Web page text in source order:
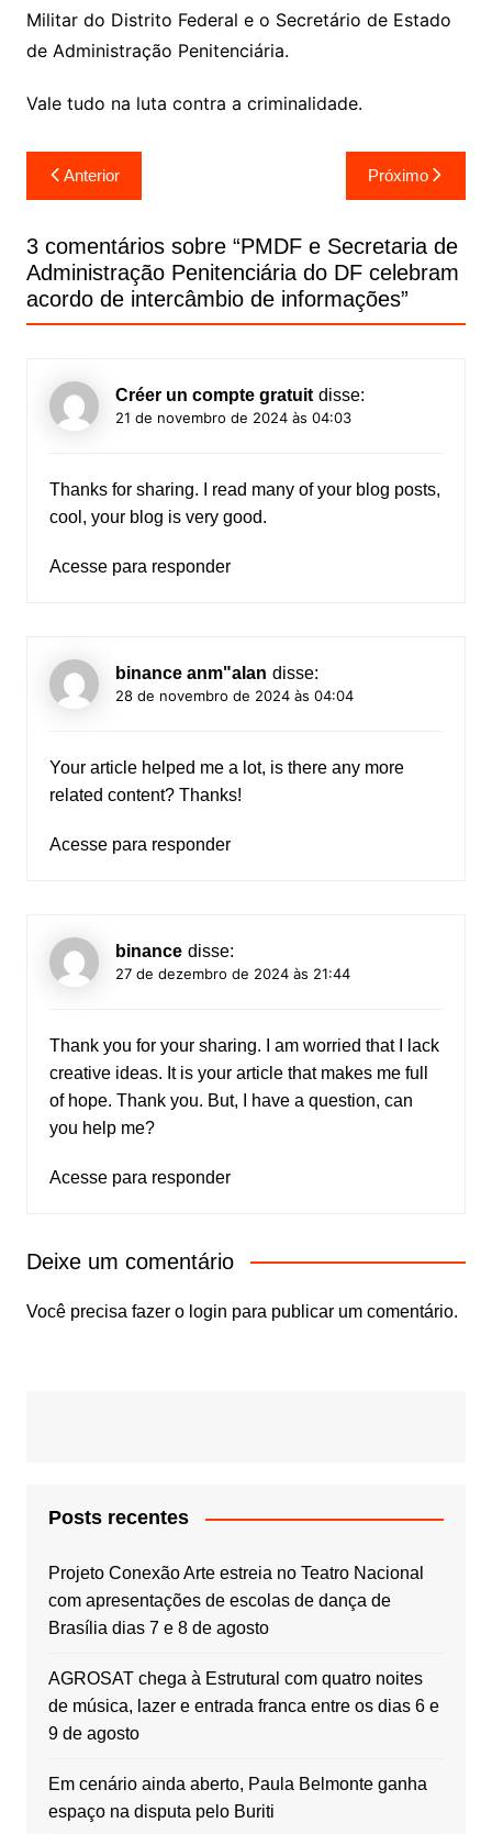
Militar do Distrito Federal e o Secretário de Estado
de Administração Penitenciária.
Vale tudo na luta contra a criminalidade.
Navegação
de
Post
Anterior Próximo
3 comentários sobre “PMDF e Secretaria de
Administração Penitenciária do DF celebram
acordo de intercâmbio de informações”
Créer un compte gratuit disse:
21 de novembro de 2024 às 04:03
Thanks for sharing. I read many of your blog posts,
cool, your blog is very good.
Acesse para responder
binance anm"alan disse:
28 de novembro de 2024 às 04:04
Your article helped me a lot, is there any more
related content? Thanks!
Acesse para responder
binance disse:
27 de dezembro de 2024 às 21:44
Thank you for your sharing. I am worried that I lack
creative ideas. It is your article that makes me full
of hope. Thank you. But, I have a question, can
you help me?
Acesse para responder
Deixe um comentário
Você precisa fazer o login para publicar um comentário.
Posts recentes
Projeto Conexão Arte estreia no Teatro Nacional
com apresentações de escolas de dança de
Brasília dias 7 e 8 de agosto
AGROSAT chega à Estrutural com quatro noites
de música, lazer e entrada franca entre os dias 6 e
9 de agosto
Em cenário ainda aberto, Paula Belmonte ganha
espaço na disputa pelo Buriti